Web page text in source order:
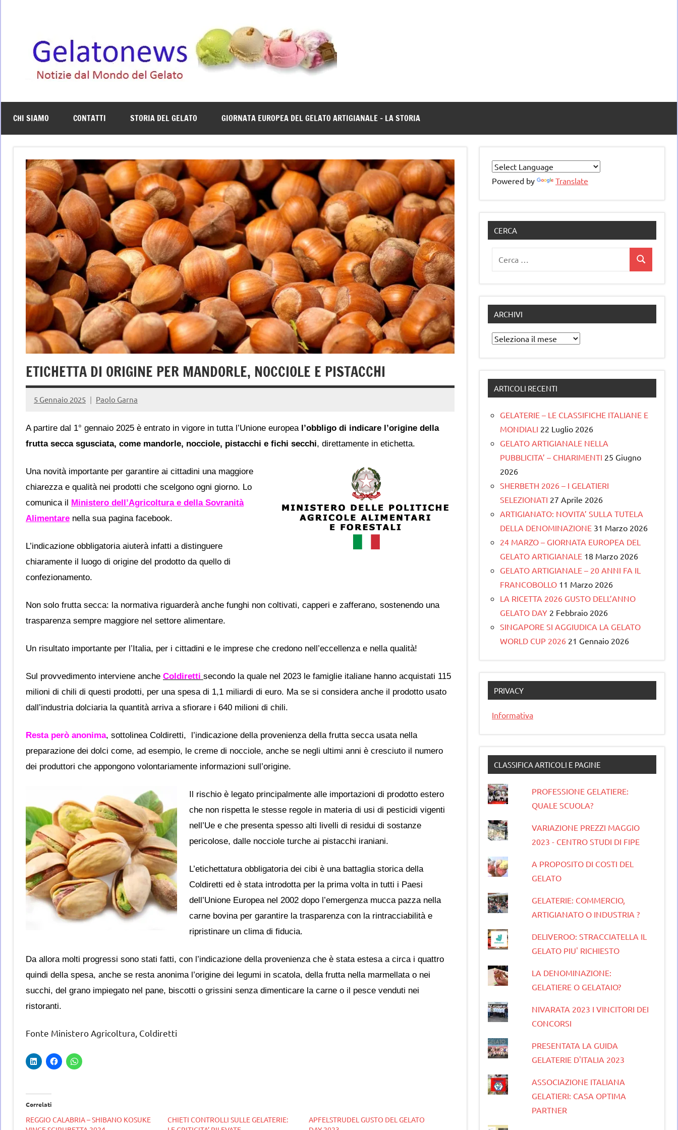
artigianale
CHI SIAMO CONTATTI STORIA DEL GELATO GIORNATA EUROPEA DEL GELATO ARTIGIANALE – LA STORIA
ETICHETTA DI ORIGINE PER MANDORLE, NOCCIOLE E PISTACCHI
5 Gennaio 2025 Paolo Garna
A partire dal 1° gennaio 2025 è entrato in vigore in tutta l’Unione europea l’obbligo di indicare l’origine della
frutta secca sgusciata, come mandorle, nocciole, pistacchi e fichi secchi, direttamente in etichetta.
Una novità importante per garantire ai cittadini una maggiore
chiarezza e qualità nei prodotti che scelgono ogni giorno. Lo
comunica il
Ministero dell’Agricoltura e della Sovranità
Alimentare nella sua pagina facebook.
L’indicazione obbligatoria aiuterà infatti a distinguere
chiaramente il luogo di origine del prodotto da quello di
confezionamento.
Non solo frutta secca: la normativa riguarderà anche funghi non coltivati, capperi e zafferano, sostenendo una
trasparenza sempre maggiore nel settore alimentare.
Un risultato importante per l’Italia, per i cittadini e le imprese che credono nell’eccellenza e nella qualità!
Sul provvedimento interviene anche Coldiretti secondo la quale nel 2023 le famiglie italiane hanno acquistati 115
milioni di chili di questi prodotti, per una spesa di 1,1 miliardi di euro. Ma se si considera anche il prodotto usato
dall’industria dolciaria la quantità arriva a sfiorare i 640 milioni di chili.
Resta però anonima, sottolinea Coldiretti, l’indicazione della provenienza della frutta secca usata nella
preparazione dei dolci come, ad esempio, le creme di nocciole, anche se negli ultimi anni è cresciuto il numero
dei produttori che appongono volontariamente informazioni sull’origine.
Il rischio è legato principalmente alle importazioni di prodotto estero
che non rispetta le stesse regole in materia di usi di pesticidi vigenti
nell’Ue e che presenta spesso alti livelli di residui di sostanze
pericolose, dalle nocciole turche ai pistacchi iraniani.
L’etichettatura obbligatoria dei cibi è una battaglia storica della
Coldiretti ed è stata introdotta per la prima volta in tutti i Paesi
dell’Unione Europea nel 2002 dopo l’emergenza mucca pazza nella
carne bovina per garantire la trasparenza con la rintracciabilità e
ripristinare un clima di fiducia.
Da allora molti progressi sono stati fatti, con l’indicazione della provenienza che è stata estesa a circa i quattro
quindi della spesa, anche se resta anonima l’origine dei legumi in scatola, della frutta nella marmellata o nei
succhi, del grano impiegato nel pane, biscotti o grissini senza dimenticare la carne o il pesce venduti nei
ristoranti.
Fonte Ministero Agricoltura, Coldiretti
Correlati
REGGIO CALABRIA – SHIBANO KOSUKE
CHIETI CONTROLLI SULLE GELATERIE:
APFELSTRUDEL GUSTO DEL GELATO
Powered by Translate
CERCA
Cerca
ARCHIVI
Archivi
ARTICOLI RECENTI
GELATERIE – LE CLASSIFICHE ITALIANE E
MONDIALI 22 Luglio 2026
GELATO ARTIGIANALE NELLA
PUBBLICITA’ – CHIARIMENTI 25 Giugno
2026
SHERBETH 2026 – I GELATIERI
SELEZIONATI 27 Aprile 2026
ARTIGIANATO: NOVITA’ SULLA TUTELA
DELLA DENOMINAZIONE 31 Marzo 2026
24 MARZO – GIORNATA EUROPEA DEL
GELATO ARTIGIANALE 18 Marzo 2026
GELATO ARTIGIANALE – 20 ANNI FA IL
FRANCOBOLLO 11 Marzo 2026
LA RICETTA 2026 GUSTO DELL’ANNO
GELATO DAY 2 Febbraio 2026
SINGAPORE SI AGGIUDICA LA GELATO
WORLD CUP 2026 21 Gennaio 2026
PRIVACY
Informativa
CLASSIFICA ARTICOLI E PAGINE
PROFESSIONE GELATIERE:
QUALE SCUOLA?
VARIAZIONE PREZZI MAGGIO
2023 - CENTRO STUDI DI FIPE
A PROPOSITO DI COSTI DEL
GELATO
GELATERIE: COMMERCIO,
ARTIGIANATO O INDUSTRIA ?
DELIVEROO: STRACCIATELLA IL
GELATO PIU' RICHIESTO
LA DENOMINAZIONE:
GELATIERE O GELATAIO?
NIVARATA 2023 I VINCITORI DEI
CONCORSI
PRESENTATA LA GUIDA
GELATERIE D'ITALIA 2023
ASSOCIAZIONE ITALIANA
GELATIERI: CASA OPTIMA
PARTNER